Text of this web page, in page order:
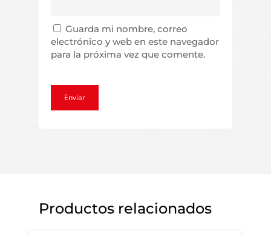
Guarda mi nombre, correo
electrónico y web en este navegador
para la próxima vez que comente.
Productos relacionados